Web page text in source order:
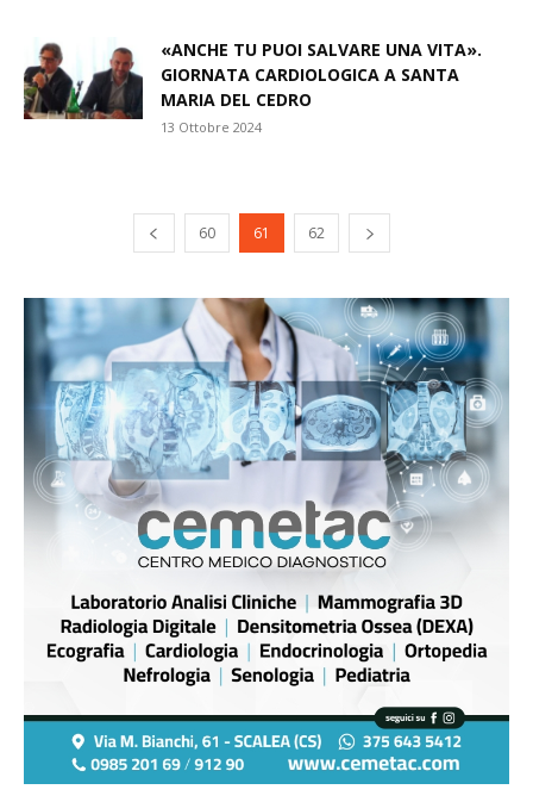
«ANCHE TU PUOI SALVARE UNA VITA».
GIORNATA CARDIOLOGICA A SANTA
MARIA DEL CEDRO
13 Ottobre 2024
60 61 62